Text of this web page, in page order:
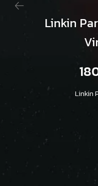
Linkin
Linkin